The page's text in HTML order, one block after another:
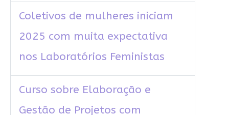
Coletivos de mulheres iniciam
2025 com muita expectativa
nos Laboratórios Feministas
Curso sobre Elaboração e
Gestão de Projetos com